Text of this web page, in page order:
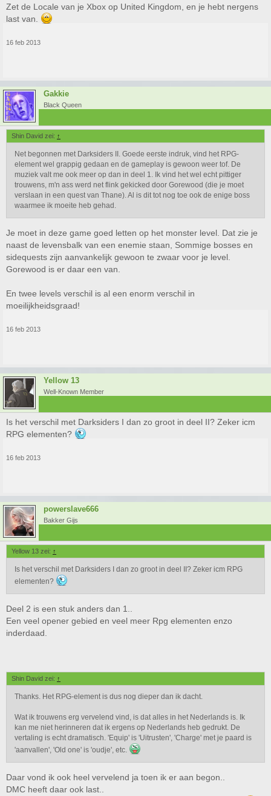
Zet de Locale van je Xbox op United Kingdom, en je hebt nergens
last van.
16 feb 2013
Gakkie
Black Queen
Shin David zei: ↑
Net begonnen met Darksiders II. Goede eerste indruk, vind het RPG-
element wel grappig gedaan en de gameplay is gewoon weer tof. De
muziek valt me ook meer op dan in deel 1. Ik vind het wel echt pittiger
trouwens, m'n ass werd net flink gekicked door Gorewood (die je moet
verslaan in een quest van Thane). Al is dit tot nog toe ook de enige boss
waarmee ik moeite heb gehad.
Je moet in deze game goed letten op het monster level. Dat zie je
naast de levensbalk van een enemie staan, Sommige bosses en
sidequests zijn aanvankelijk gewoon te zwaar voor je level.
Gorewood is er daar een van.
En twee levels verschil is al een enorm verschil in
moeilijkheidsgraad!
16 feb 2013
Yellow 13
Well-Known Member
Is het verschil met Darksiders I dan zo groot in deel II? Zeker icm
RPG elementen?
16 feb 2013
powerslave666
Bakker Gijs
Yellow 13 zei: ↑
Is het verschil met Darksiders I dan zo groot in deel II? Zeker icm RPG
elementen?
Deel 2 is een stuk anders dan 1..
Een veel opener gebied en veel meer Rpg elementen enzo
inderdaad.
Shin David zei: ↑
Thanks. Het RPG-element is dus nog dieper dan ik dacht.
Wat ik trouwens erg vervelend vind, is dat alles in het Nederlands is. Ik
kan me niet herinneren dat ik ergens op Nederlands heb gedrukt. De
vertaling is echt dramatisch. 'Equip' is 'Uitrusten', 'Charge' met je paard is
'aanvallen', 'Old one' is 'oudje', etc.
Daar vond ik ook heel vervelend ja toen ik er aan begon..
DMC heeft daar ook last..